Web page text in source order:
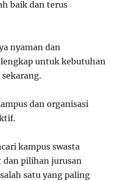
baik dan terus
nyaman dan
untuk kebutuhan
dan organisasi
kampus swasta
dan pilihan jurusan
satu yang paling